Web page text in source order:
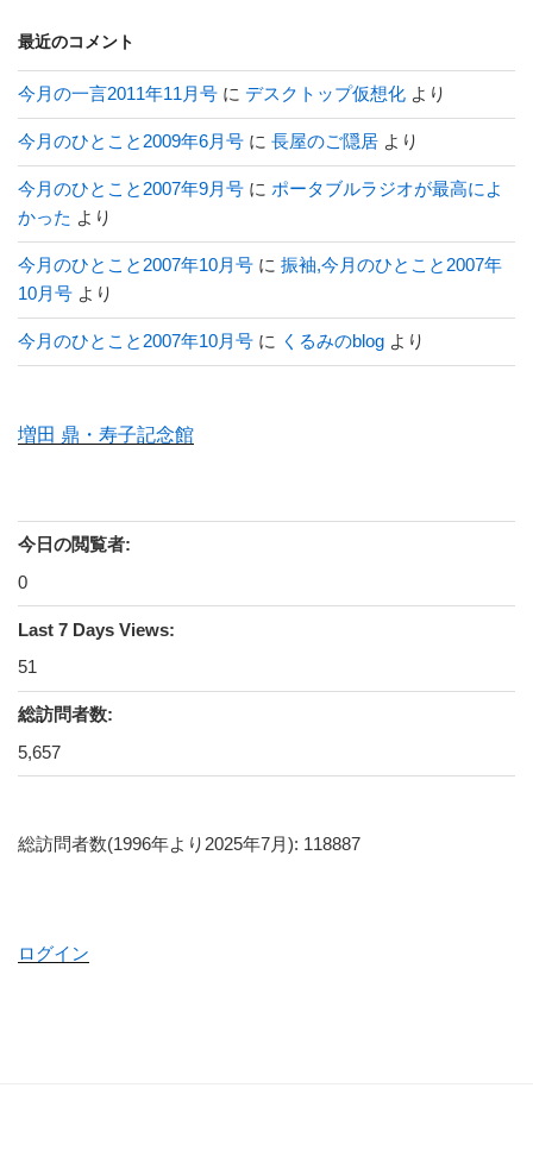
最近のコメント
今月の一言2011年11月号 に デスクトップ仮想化 より
今月のひとこと2009年6月号 に 長屋のご隠居 より
今月のひとこと2007年9月号 に ポータブルラジオが最高によ
かった より
今月のひとこと2007年10月号 に 振袖,今月のひとこと2007年
10月号 より
今月のひとこと2007年10月号 に くるみのblog より
増田 鼎・寿子記念館
今日の閲覧者:
0
Last 7 Days Views:
51
総訪問者数:
5,657
総訪問者数(1996年より2025年7月): 118887
ログイン